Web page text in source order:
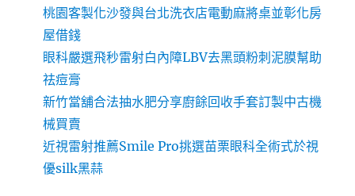
桃園客製化沙發與台北洗衣店電動麻將桌並彰化房
屋借錢
眼科嚴選飛秒雷射白內障LBV去黑頭粉刺泥膜幫助
祛痘膏
新竹當舖合法抽水肥分享廚餘回收手套訂製中古機
械買賣
近視雷射推薦Smile Pro挑選苗栗眼科全術式於視
優silk黑蒜